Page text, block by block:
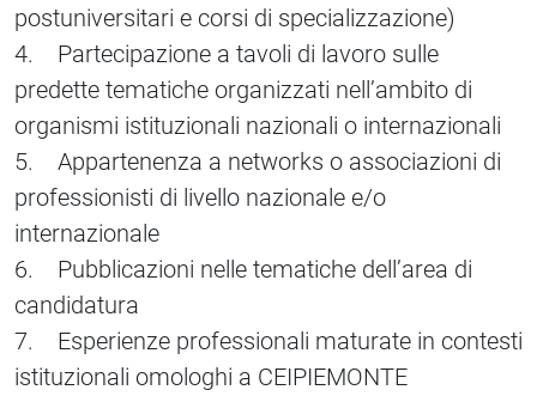
postuniversitari e corsi di specializzazione)
4. Partecipazione a tavoli di lavoro sulle
predette tematiche organizzati nell’ambito di
organismi istituzionali nazionali o internazionali
5. Appartenenza a networks o associazioni di
professionisti di livello nazionale e/o
internazionale
6. Pubblicazioni nelle tematiche dell’area di
candidatura
7. Esperienze professionali maturate in contesti
istituzionali omologhi a CEIPIEMONTE